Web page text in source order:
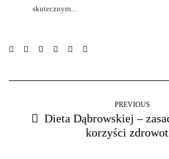
skutecznym...
PREVIOUS
Dieta Dąbrowskiej –
korzyści